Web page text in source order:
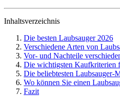
Inhaltsverzeichnis
Die besten Laubsauger 2026
Verschiedene Arten von
Vor- und Nachteile
Die wichtigsten Kaufkriterien
Die beliebtesten Laubsauger-
Wo können Sie einen
Fazit